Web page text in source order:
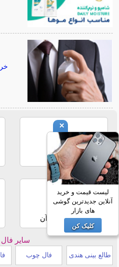
فال حافظ
استخاره با قرآن
سایر فال
طالع بینی هندی فال چوب
×
لیست قیمت و خرید
آنلاین جدیدترین گوشی
های بازار
کلیک کن